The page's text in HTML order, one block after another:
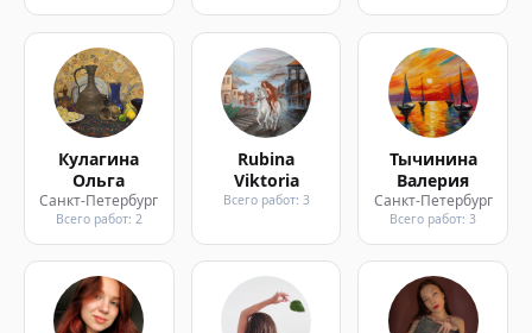
Кулагина
Ольга
Санкт-Петербург
Всего работ: 2
Rubina
Viktoria
Всего работ: 3
Тычинина
Валерия
Санкт-Петербург
Всего работ: 3